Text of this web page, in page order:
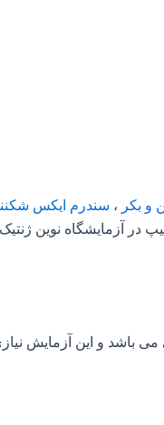
و بکر ، سندرم ایکس
در آزمایشگاه نوین
و این آزمایش نیازی